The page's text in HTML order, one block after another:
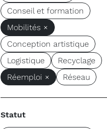
Conseil et formation
Mobilités ×
Conception artistique
Logistique
Recyclage
Réemploi ×
Réseau
Statut